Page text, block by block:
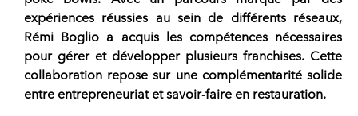
expériences réussies au sein de différents réseaux,
Rémi Boglio a acquis les compétences nécessaires
pour gérer et développer plusieurs franchises. Cette
collaboration repose sur une complémentarité solide
entre entrepreneuriat etsavoir-faire en restauration.